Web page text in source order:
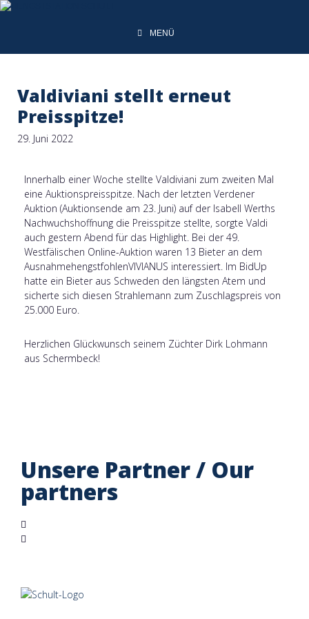
MENÜ
Valdiviani stellt erneut
Preisspitze!
29. Juni 2022
Innerhalb einer Woche stellte Valdiviani zum zweiten Mal
eine Auktionspreisspitze. Nach der letzten Verdener
Auktion (Auktionsende am 23. Juni) auf der Isabell Werths
Nachwuchshoffnung die Preisspitze stellte, sorgte Valdi
auch gestern Abend für das Highlight. Bei der 49.
Westfälischen Online-Auktion waren 13 Bieter an dem
AusnahmehengstfohlenVIVIANUS interessiert. Im BidUp
hatte ein Bieter aus Schweden den längsten Atem und
sicherte sich diesen Strahlemann zum Zuschlagspreis von
25.000 Euro.
Herzlichen Glückwunsch seinem Züchter Dirk Lohmann
aus Schermbeck!
Unsere Partner / Our
partners